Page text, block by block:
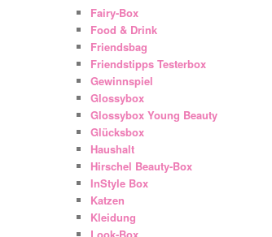
Fairy-Box
Food & Drink
Friendsbag
Friendstipps Testerbox
Gewinnspiel
Glossybox
Glossybox Young Beauty
Glücksbox
Haushalt
Hirschel Beauty-Box
InStyle Box
Katzen
Kleidung